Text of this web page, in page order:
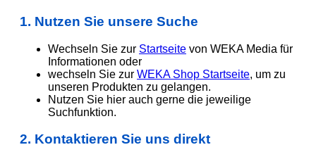
1. Nutzen Sie unsere Suche
Wechseln Sie zur Startseite von WEKA Media für
Informationen oder
wechseln Sie zur WEKA Shop Startseite, um zu
unseren Produkten zu gelangen.
Nutzen Sie hier auch gerne die jeweilige
Suchfunktion.
2. Kontaktieren Sie uns direkt